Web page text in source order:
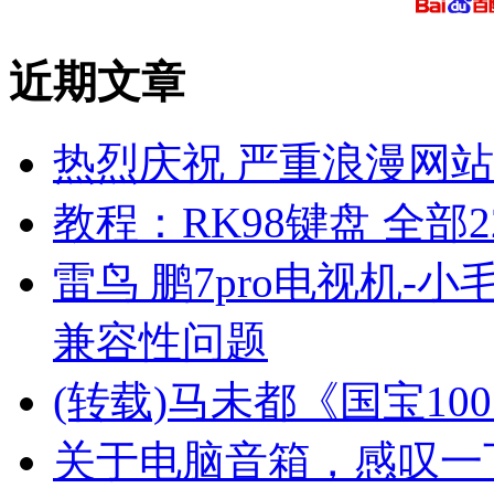
近期文章
热烈庆祝 严重浪漫网
教程：RK98键盘 全部
雷鸟 鹏7pro电视机-小
兼容性问题
(转载)马未都《国宝
关于电脑音箱，感叹